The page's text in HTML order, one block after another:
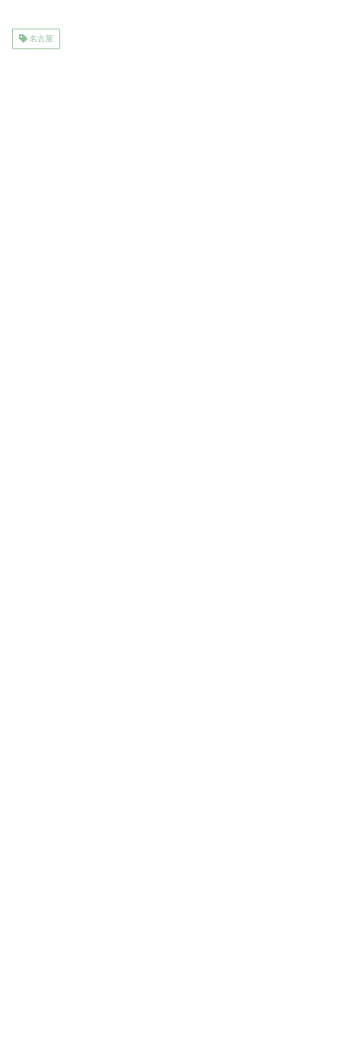
名古屋